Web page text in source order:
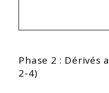
Phase 2 : Dérivés
2-4)